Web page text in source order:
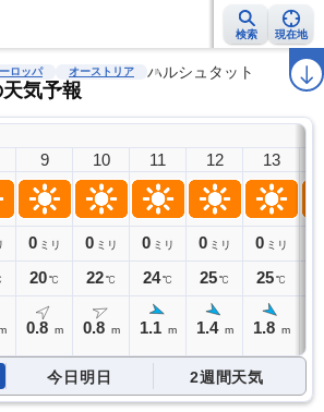
検索 現在地
報 地震情報 警報・注意報 2週間天気 ラ
ロッパ オーストリア ハルシュタット
気予報
9
0 ミリ
20℃
0.8 m
10
0 ミリ
22℃
0.8 m
11
0 ミリ
24℃
1.1 m
12
0 ミリ
25℃
1.4 m
13
0 ミリ
25℃
1.8 m
今日明日 2週間天気